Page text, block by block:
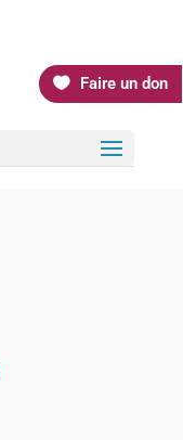
Faire un don